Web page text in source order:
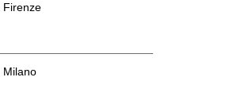
Firenze
Milano